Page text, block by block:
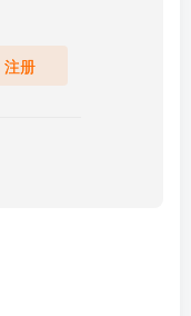
注册